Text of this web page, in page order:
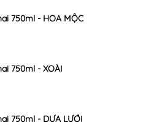
750ml - HOA MỘC
750ml - XOÀI
750ml - DƯA LƯỚI